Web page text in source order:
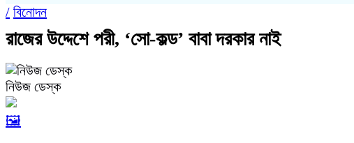
/ বিনোদন
রাজের উদ্দেশে পরী, ‘সো-কল্ড’ বাবা দরকার নাই
নিউজ ডেস্ক
🖼️